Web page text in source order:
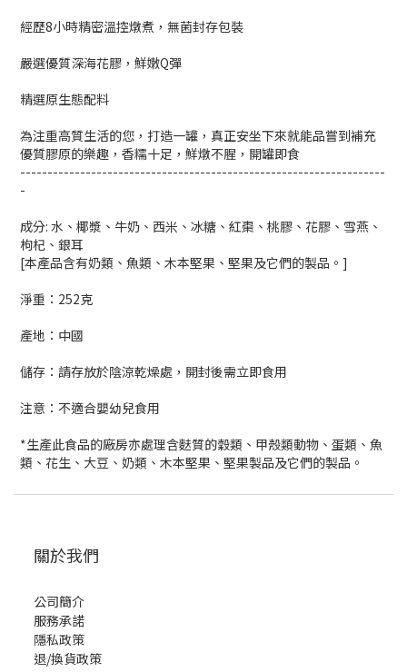
經歷8小時精密溫控燉煮，無菌封存包裝
嚴選優質深海花膠，鮮嫩Q彈
精選原生態配料
為注重高質生活的您，打造一罐，真正安坐下來就能品嘗到補充
優質膠原的樂趣，香糯十足，鮮燉不腥，開罐即食
-------------------------------------------------------------------
-
成分: 水、椰漿、牛奶、西米、冰糖、紅棗、桃膠、花膠、雪燕、
枸杞、銀耳
[本產品含有奶類、魚類、木本堅果、堅果及它們的製品。]
淨重：252克
產地：中國
儲存：請存放於陰涼乾燥處，開封後需立即食用
注意：不適合嬰幼兒食用
*生產此食品的廠房亦處理含麩質的穀類、甲殼類動物、蛋類、魚
類、花生、大豆、奶類、木本堅果、堅果製品及它們的製品。
關於我們
公司簡介
服務承諾
隱私政策
退/換貨政策